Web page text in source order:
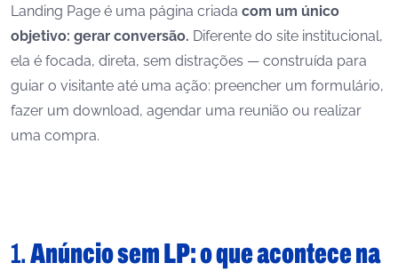
Landing Page é uma página criada com um único
objetivo: gerar conversão. Diferente do site institucional,
ela é focada, direta, sem distrações — construída para
guiar o visitante até uma ação: preencher um formulário,
fazer um download, agendar uma reunião ou realizar
uma compra.
1.Anúncio sem LP: o que acontece na